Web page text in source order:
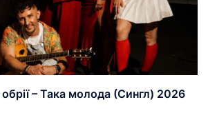
обрії – Така молода (Сингл) 2026